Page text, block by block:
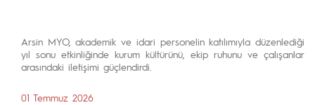
Arsin MYO, akademik ve idari personelin katılımıyla düzenlediği
yıl sonu etkinliğinde kurum kültürünü, ekip ruhunu ve çalışanlar
arasındaki iletişimi güçlendirdi.
01 Temmuz 2026